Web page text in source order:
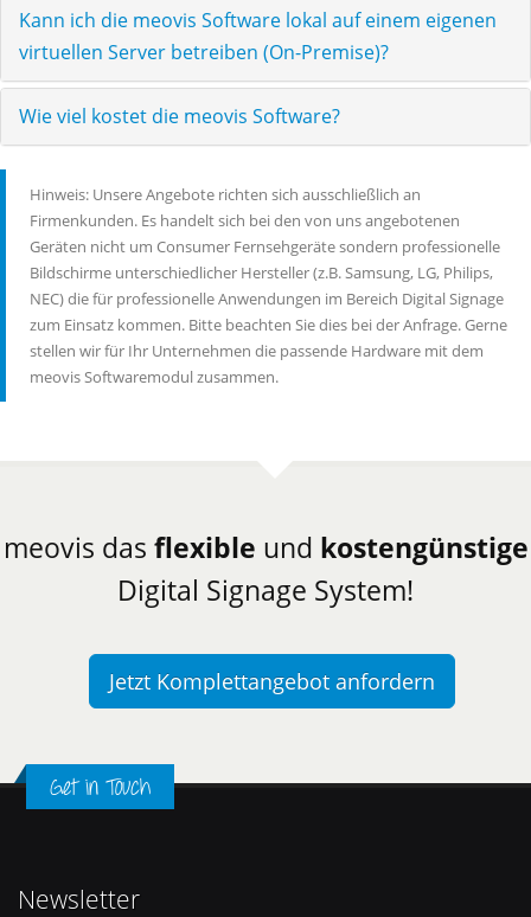
Kann ich die meovis Software lokal auf einem eigenen
virtuellen Server betreiben (On-Premise)?
Wie viel kostet die meovis Software?
Hinweis: Unsere Angebote richten sich ausschließlich an
Firmenkunden. Es handelt sich bei den von uns angebotenen
Geräten nicht um Consumer Fernsehgeräte sondern professionelle
Bildschirme unterschiedlicher Hersteller (z.B. Samsung, LG, Philips,
NEC) die für professionelle Anwendungen im Bereich Digital Signage
zum Einsatz kommen. Bitte beachten Sie dies bei der Anfrage. Gerne
stellen wir für Ihr Unternehmen die passende Hardware mit dem
meovis Softwaremodul zusammen.
meovis das flexible und kostengünstige
Digital Signage System!
Jetzt Komplettangebot anfordern
Get in Touch
Newsletter